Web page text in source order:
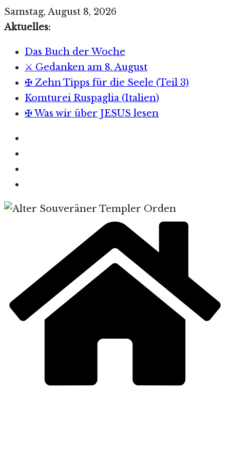
Zum
Inhalt
Samstag, August 8, 2026
Aktuelles:
Das Buch der Woche
⚔️ Gedanken am 8. August
✠ Zehn Tipps für die Seele (Teil 3)
Komturei Ruspaglia (Italien)
✠ Was wir über JESUS lesen